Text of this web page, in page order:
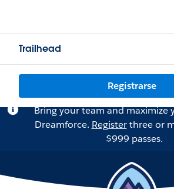
Trailhead
Registrarse
Bring your team and maximize
Dreamforce. Registerthree or
$999 passes.